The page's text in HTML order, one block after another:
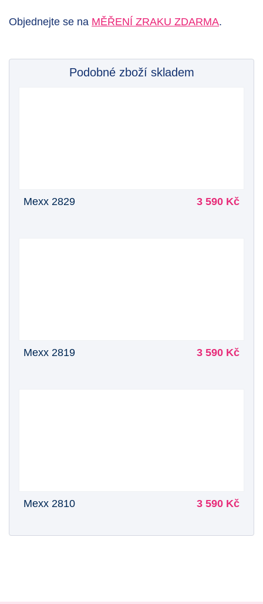
Objednejte se na MĚŘENÍ ZRAKU ZDARMA.
Podobné zboží skladem
Mexx 2829 3 590 Kč
Mexx 2819 3 590 Kč
Mexx 2810 3 590 Kč